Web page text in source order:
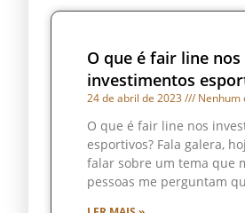
O que é fair line nos
investimentos
24 de abril de 2023 Nenhum
O que é fair line nos
esportivos? Fala galera,
falar sobre um tema que
pessoas me perguntam